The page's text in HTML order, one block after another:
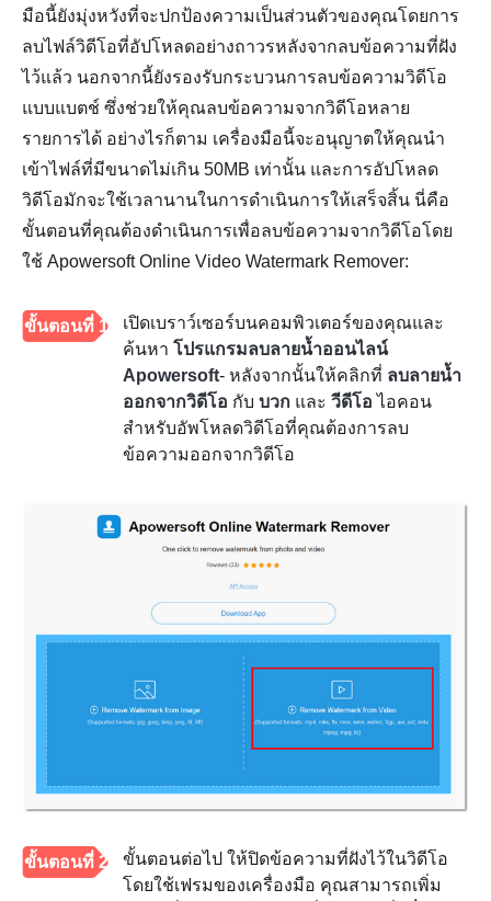
มือนี้ยังมุ่งหวังที่จะปกป้องความเป็นส่วนตัวของคุณโดยการ
ลบไฟล์วิดีโอที่อัปโหลดอย่างถาวรหลังจากลบข้อความที่ฝัง
ไว้แล้ว นอกจากนี้ยังรองรับกระบวนการลบข้อความวิดีโอ
แบบแบตช์ ซึ่งช่วยให้คุณลบข้อความจากวิดีโอหลาย
รายการได้ อย่างไรก็ตาม เครื่องมือนี้จะอนุญาตให้คุณนำ
เข้าไฟล์ที่มีขนาดไม่เกิน 50MB เท่านั้น และการอัปโหลด
วิดีโอมักจะใช้เวลานานในการดำเนินการให้เสร็จสิ้น นี่คือ
ขั้นตอนที่คุณต้องดำเนินการเพื่อลบข้อความจากวิดีโอโดย
ใช้ Apowersoft Online Video Watermark Remover:
ขั้นตอนที่ 1
เปิดเบราว์เซอร์บนคอมพิวเตอร์ของคุณและ
ค้นหา โปรแกรมลบลายน้ำออนไลน์
Apowersoft- หลังจากนั้นให้คลิกที่ ลบลายน้ำ
ออกจากวิดีโอ กับ บวก และ วีดีโอ ไอคอน
สำหรับอัพโหลดวิดีโอที่คุณต้องการลบ
ข้อความออกจากวิดีโอ
ขั้นตอนที่ 2
ขั้นตอนต่อไป ให้ปิดข้อความที่ฝังไว้ในวิดีโอ
โดยใช้เฟรมของเครื่องมือ คุณสามารถเพิ่ม